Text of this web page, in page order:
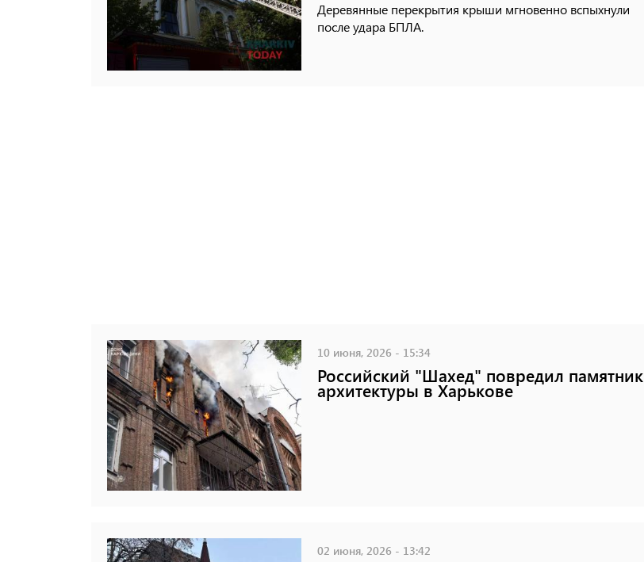
Деревянные перекрытия крыши мгновенно вспыхнули
после удара БПЛА.
10 июня, 2026 - 15:34
Российский "Шахед" повредил памятник
архитектуры в Харькове
02 июня, 2026 - 13:42